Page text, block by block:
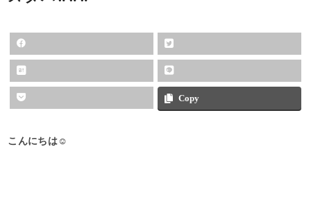
Copy
こんにちは☺︎